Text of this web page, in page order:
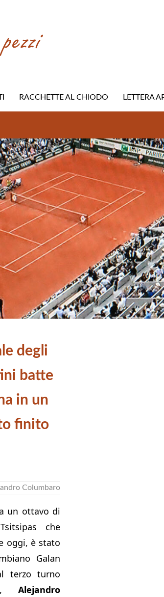
RACCHETTE AL CHIODO LETTERA
degli
batte
in un
finito
Columbaro
un ottavo di
che
oggi, è stato
Galan
terzo turno
Alejandro